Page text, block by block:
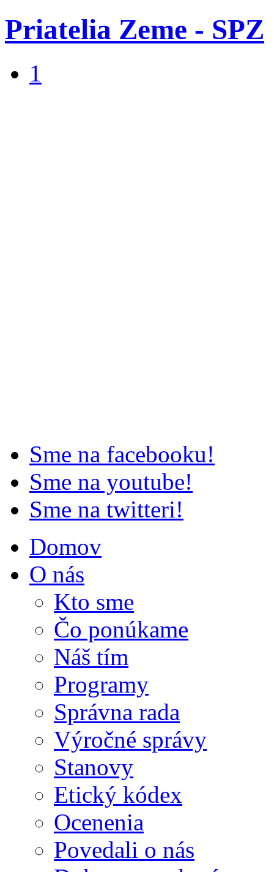
Priatelia Zeme - SPZ
1
Sme na facebooku!
Sme na youtube!
Sme na twitteri!
Domov
O nás
Kto sme
Čo ponúkame
Náš tím
Programy
Správna rada
Výročné správy
Stanovy
Etický kódex
Ocenenia
Povedali o nás